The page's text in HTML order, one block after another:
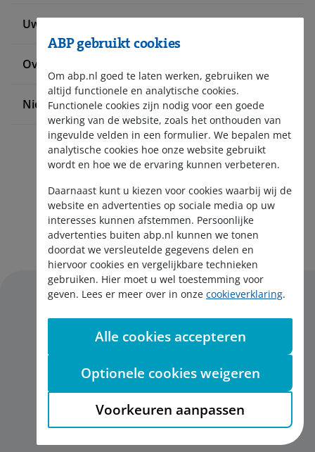
Uw situatie verandert
Over ABP
Nieuws en pers
Aanmelden nieuwsbrief
Disclaimer
Cookies
ABP gebruikt cookies
Om abp.nl goed te laten werken, gebruiken we
altijd functionele en analytische cookies.
Functionele cookies zijn nodig voor een goede
werking van de website, zoals het onthouden van
ingevulde velden in een formulier. We bepalen met
analytische cookies hoe onze website gebruikt
wordt en hoe we de ervaring kunnen verbeteren.
Daarnaast kunt u kiezen voor cookies waarbij wij de
website en advertenties op sociale media op uw
interesses kunnen afstemmen. Persoonlijke
advertenties buiten abp.nl kunnen we tonen
doordat we versleutelde gegevens delen en
hiervoor cookies en vergelijkbare technieken
gebruiken. Hier moet u wel toestemming voor
geven. Lees er meer over in onze cookieverklaring.
Alle cookies accepteren
Optionele cookies weigeren
Voorkeuren aanpassen